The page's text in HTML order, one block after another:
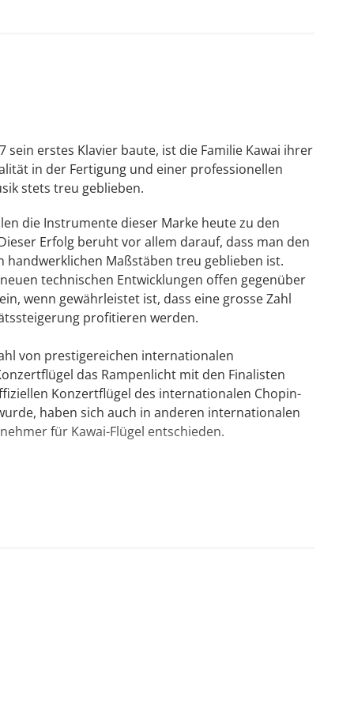
die Leichtigkeit des Ausdrucks besonders im
wird aus massiver Fichte mit sehr
um Kawai's hohe Ansprüche an das
Einheitlichkeit des Tons und der tatsächlich
und die Oberfläche des Flügels vor
sein erstes Klavier baute, ist die Familie Kawai ihrer
in der Fertigung und einer professionellen
stets treu geblieben.
die Instrumente dieser Marke heute zu den
Erfolg beruht vor allem darauf, dass man den
handwerklichen Maßstäben treu geblieben ist.
technischen Entwicklungen offen gegenüber
wenn gewährleistet ist, dass eine grosse Zahl
profitieren werden.
von prestigereichen internationalen
das Rampenlicht mit den Finalisten
Konzertflügel des internationalen Chopin-
haben sich auch in anderen internationalen
für Kawai-Flügel entschieden.